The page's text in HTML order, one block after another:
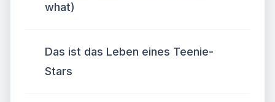
what)
Das ist das Leben eines Teenie-
Stars